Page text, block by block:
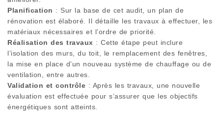
Planification : Sur la base de cet audit, un plan de
rénovation est élaboré. Il détaille les travaux à effectuer, les
matériaux nécessaires et l’ordre de priorité.
Réalisation des travaux : Cette étape peut inclure
l’isolation des murs, du toit, le remplacement des fenêtres,
la mise en place d’un nouveau système de chauffage ou de
ventilation, entre autres.
Validation et contrôle : Après les travaux, une nouvelle
évaluation est effectuée pour s’assurer que les objectifs
énergétiques sont atteints.